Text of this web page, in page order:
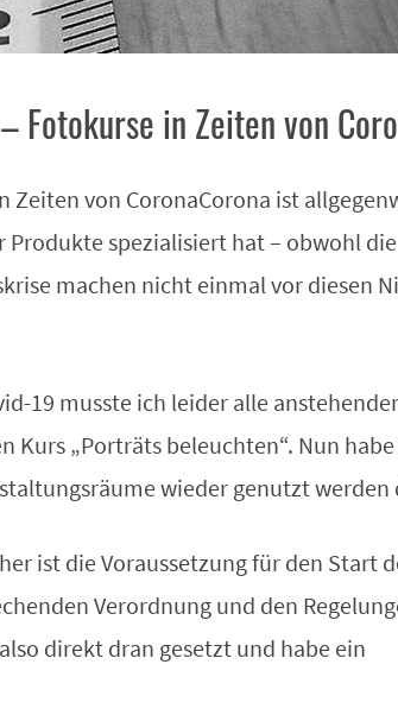
Fotokurse in Zeiten von
Zeiten von CoronaCorona ist
Produkte spezialisiert hat – obwohl die
machen nicht einmal vor diesen
19 musste ich leider alle
Kurs „Porträts beleuchten“. Nun
wieder genutzt werden
ist die Voraussetzung für den Start
Verordnung und den
direkt dran gesetzt und habe ein